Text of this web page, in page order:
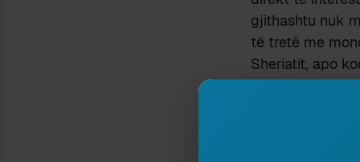
gjithashtu nuk
të tretë me
Sheriatit, apo
penale të